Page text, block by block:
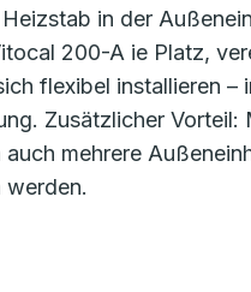
in der
200-A ie Platz,
flexibel installieren –
Zusätzlicher Vorteil:
auch mehrere
werden.